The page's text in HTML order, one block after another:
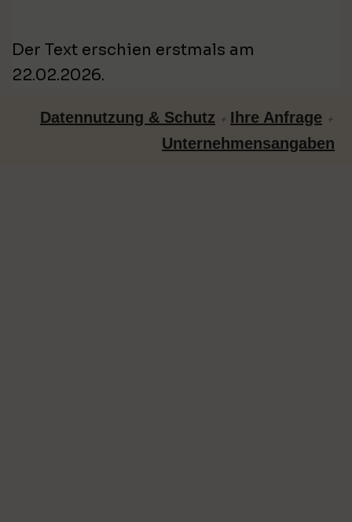
Der Text erschien erstmals am
22.02.2026.
Datennutzung & Schutz + Ihre Anfrage +
Unternehmensangaben